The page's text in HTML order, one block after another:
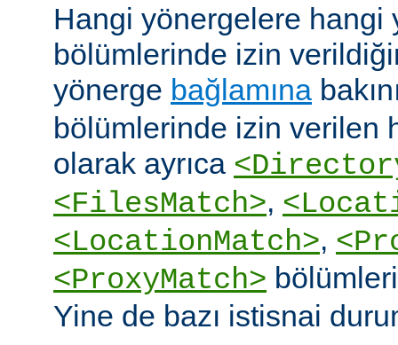
Hangi yönergelere hangi
bölümlerinde izin
yönerge bağlamına
bölümlerinde izin verilen
olarak ayrıca
<FilesMatch>,
<LocationMatch>,
<ProxyMatch>
Yine de bazı istisnai